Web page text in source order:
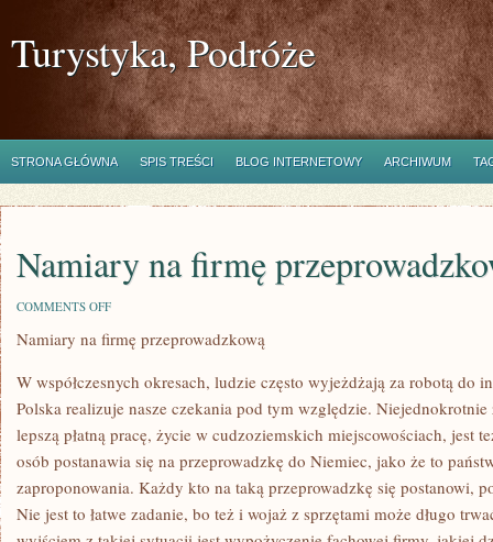
Turystyka, Podróże
STRONA GŁÓWNA SPIS TREŚCI BLOG INTERNETOWY ARCHIWUM
Namiary na firmę
COMMENTS OFFON
NA
FIRMĘ
Namiary na firmę przeprowadzkową
W współczesnych okresach, ludzie często wyjeżdżają za robotą do
Polska realizuje nasze czekania pod tym względzie.
lepszą płatną pracę, życie w cudzoziemskich miejscowościach, jest
osób postanawia się na przeprowadzkę do Niemiec, jako że to
zaproponowania. Każdy kto na taką przeprowadzkę się postanowi,
Nie jest to łatwe zadanie, bo też i wojaż z sprzętami może długo